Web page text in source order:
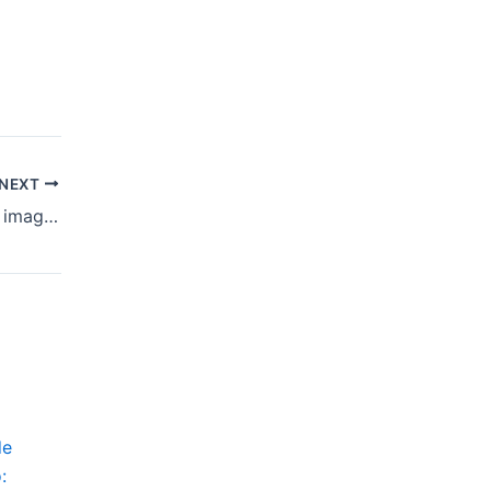
NEXT
Polícia Civil divulga imagens do suspeito de furtar motocicleta em frente a condomínio da Zona Sul de Aracaju